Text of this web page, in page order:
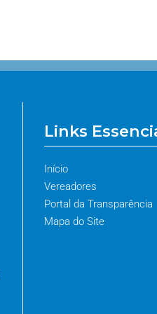
Links
Início
Vereadores
Portal da Transparência
Mapa do Site